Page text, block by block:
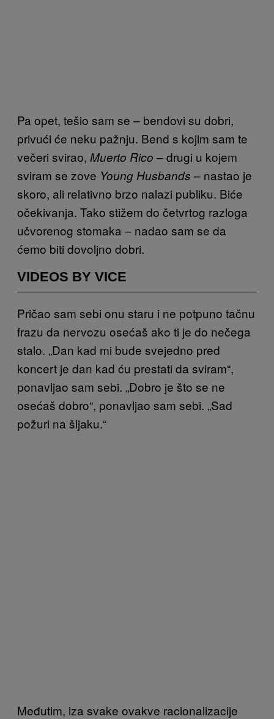
Pa opet, tešio sam se – bendovi su dobri,
privući će neku pažnju. Bend s kojim sam te
večeri svirao, Muerto Rico – drugi u kojem
sviram se zove Young Husbands – nastao je
skoro, ali relativno brzo nalazi publiku. Biće
očekivanja. Tako stižem do četvrtog razloga
učvorenog stomaka – nadao sam se da
ćemo biti dovoljno dobri.
VIDEOS BY VICE
Pričao sam sebi onu staru i ne potpuno tačnu
frazu da nervozu osećaš ako ti je do nečega
stalo. „Dan kad mi bude svejedno pred
koncert je dan kad ću prestati da sviram“,
ponavljao sam sebi. „Dobro je što se ne
osećaš dobro“, ponavljao sam sebi. „Sad
požuri na šljaku.“
Međutim, iza svake ovakve racionalizacije